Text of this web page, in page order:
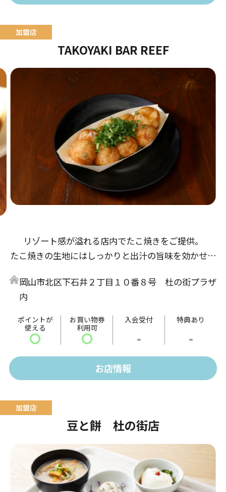
TAKOYAKI BAR REEF
リゾート感が溢れる店内でたこ焼きをご提供。
たこ焼きの生地にはしっかりと出汁の旨味を効かせ、
感が楽しめます。
味は定番のソースの他、多種多様な種類をご用意して
います。
岡山市北区下石井２丁目１０番８号 杜の街プラザ
内
ポイントが
使える
〇
お買い物券
利用可
〇
入会受付
-
特典あり
-
お店情報
豆と餅 杜の街店